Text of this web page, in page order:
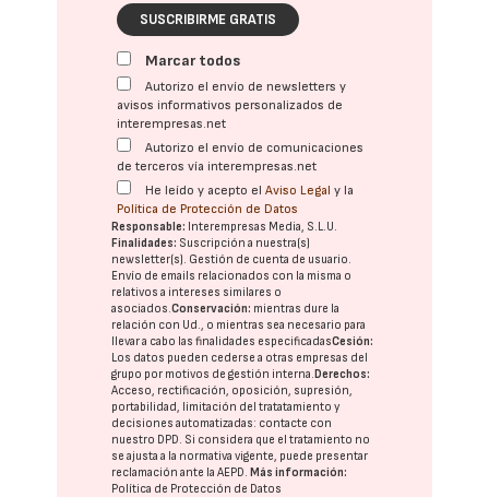
SUSCRIBIRME GRATIS
Marcar todos
Autorizo el envío de newsletters y
avisos informativos personalizados de
interempresas.net
Autorizo el envío de comunicaciones
de terceros vía interempresas.net
He leído y acepto elAviso Legal y la
Política de Protección de Datos
Responsable: Interempresas Media, S.L.U.
Finalidades: Suscripción a nuestra(s)
newsletter(s). Gestión de cuenta de usuario.
Envío de emails relacionados con la misma o
relativos a intereses similares o
asociados.Conservación: mientras dure la
relación con Ud., o mientras sea necesario para
llevar a cabo las finalidades especificadasCesión:
Los datos pueden cederse a otras empresas del
grupo por motivos de gestión interna.Derechos:
Acceso, rectificación, oposición, supresión,
portabilidad, limitación del tratatamiento y
decisiones automatizadas: contacte con
nuestro DPD. Si considera que el tratamiento no
se ajusta a la normativa vigente, puede presentar
reclamación ante laAEPD.Más información:
Política de Protección de Datos